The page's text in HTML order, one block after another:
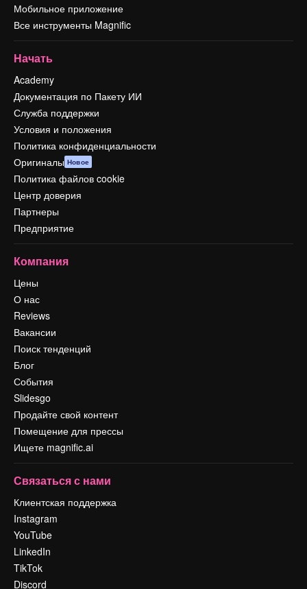
Мобильное приложение
Все инструменты Magnific
Начать
Academy
Документация по Пакету ИИ
Служба поддержки
Условия и положения
Политика конфиденциальности
Оригиналы Новое
Политика файлов cookie
Центр доверия
Партнеры
Предприятие
Компания
Цены
О нас
Reviews
Вакансии
Поиск тенденций
Блог
События
Slidesgo
Продайте свой контент
Помещение для прессы
Ищете magnific.ai
Связаться с нами
Клиентская поддержка
Instagram
YouTube
LinkedIn
TikTok
Discord